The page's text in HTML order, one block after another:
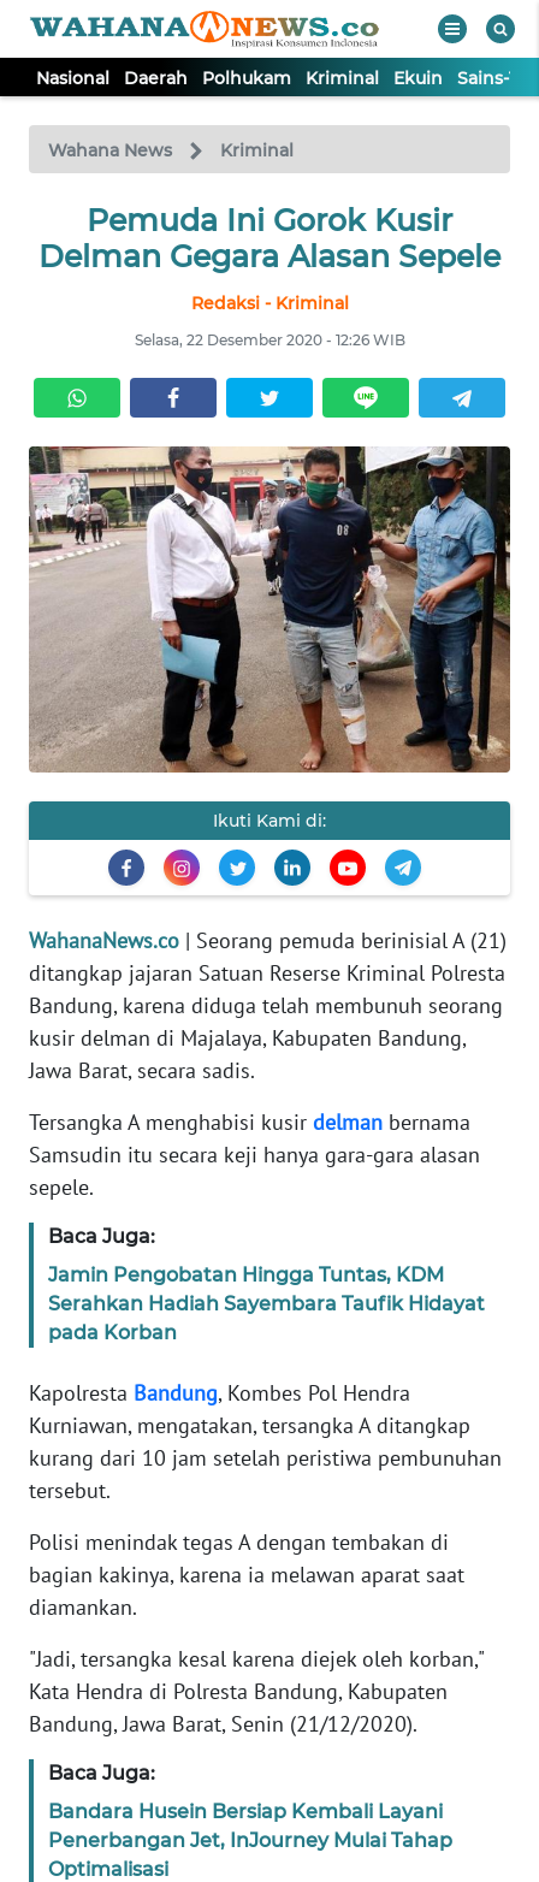
Nasional Daerah Polhukam Kriminal Ekuin Sains-
Wahana News Kriminal
Pemuda Ini Gorok Kusir
Delman Gegara Alasan Sepele
Redaksi - Kriminal
Selasa, 22 Desember 2020 - 12:26 WIB
Ikuti Kami di:
WahanaNews.co | Seorang pemuda berinisial A (21)
ditangkap jajaran Satuan Reserse Kriminal Polresta
Bandung, karena diduga telah membunuh seorang
kusir delman di Majalaya, Kabupaten Bandung,
Jawa Barat, secara sadis.
Tersangka A menghabisi kusir delman bernama
Samsudin itu secara keji hanya gara-gara alasan
sepele.
Baca Juga:
Jamin Pengobatan Hingga Tuntas, KDM
Serahkan Hadiah Sayembara Taufik Hidayat
pada Korban
Kapolresta Bandung, Kombes Pol Hendra
Kurniawan, mengatakan, tersangka A ditangkap
kurang dari 10 jam setelah peristiwa pembunuhan
tersebut.
Polisi menindak tegas A dengan tembakan di
bagian kakinya, karena ia melawan aparat saat
diamankan.
"Jadi, tersangka kesal karena diejek oleh korban,"
Kata Hendra di Polresta Bandung, Kabupaten
Bandung, Jawa Barat, Senin (21/12/2020).
Baca Juga:
Bandara Husein Bersiap Kembali Layani
Penerbangan Jet, InJourney Mulai Tahap
Optimalisasi
TV
Tutup
NASIONAL
KRIMINAL
EKUIN
SAINS-TEKNO
KESEHATAN
INTERNASIONAL
SERBA-SERBI
OLAHRAGA
OPINI
EDITORIAL
BERITA
KONTAK
INFO
IKLAN
TENTANG
KAMI
PEDOMAN
SIBER
REDAKSI
KARIR
DISCLAIMER
Wahana
Regional